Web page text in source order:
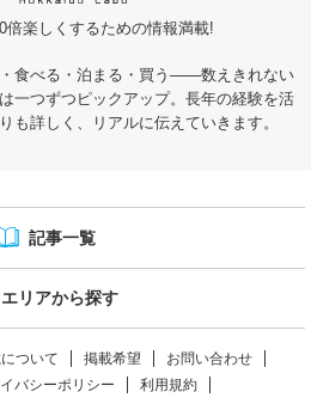
倍楽しくするための情報満載!
食べる・泊まる・買う――数えきれない
一つずつピックアップ。長年の経験を活
も詳しく、リアルに伝えていきます。
記事一覧
エリアから探す
ついて 掲載希望
お問い合わせ
バシーポリシー 利用規約